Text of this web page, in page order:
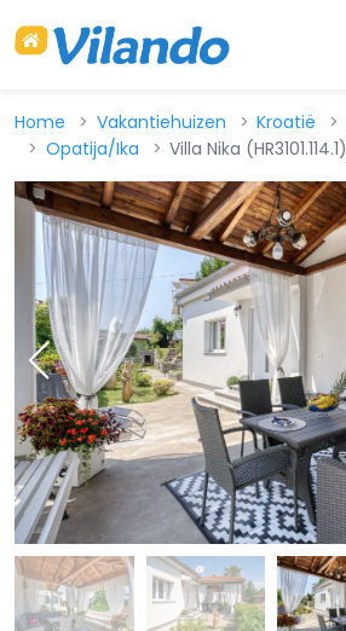
Home Vakantiehuizen Kroatië
Opatija/Ika
Villa Nika (HR3101.114.1)